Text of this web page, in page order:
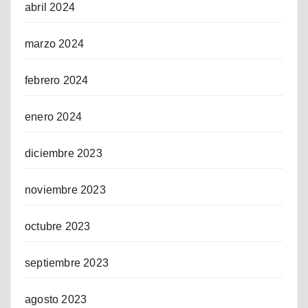
abril 2024
marzo 2024
febrero 2024
enero 2024
diciembre 2023
noviembre 2023
octubre 2023
septiembre 2023
agosto 2023